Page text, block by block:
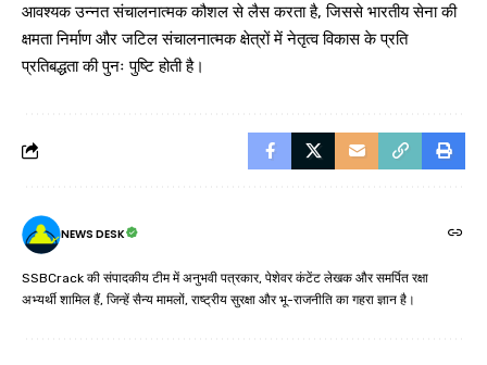
आवश्यक उन्नत संचालनात्मक कौशल से लैस करता है, जिससे भारतीय सेना की
क्षमता निर्माण और जटिल संचालनात्मक क्षेत्रों में नेतृत्व विकास के प्रति
प्रतिबद्धता की पुनः पुष्टि होती है।
NEWS DESK
SSBCrack की संपादकीय टीम में अनुभवी पत्रकार, पेशेवर कंटेंट लेखक और समर्पित रक्षा
अभ्यर्थी शामिल हैं, जिन्हें सैन्य मामलों, राष्ट्रीय सुरक्षा और भू-राजनीति का गहरा ज्ञान है।